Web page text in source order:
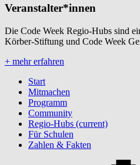
Veranstalter*innen
Die Code Week Regio-Hubs sind
Körber-Stiftung und Code Week
+ mehr erfahren
Start
Mitmachen
Programm
Community
Regio-Hubs (current)
Für Schulen
Zahlen & Fakten